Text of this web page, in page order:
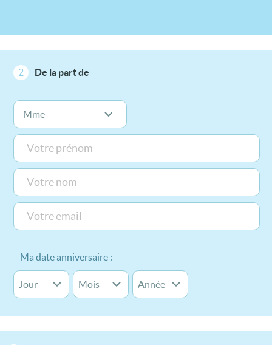
2 De la part de
Ma date anniversaire :